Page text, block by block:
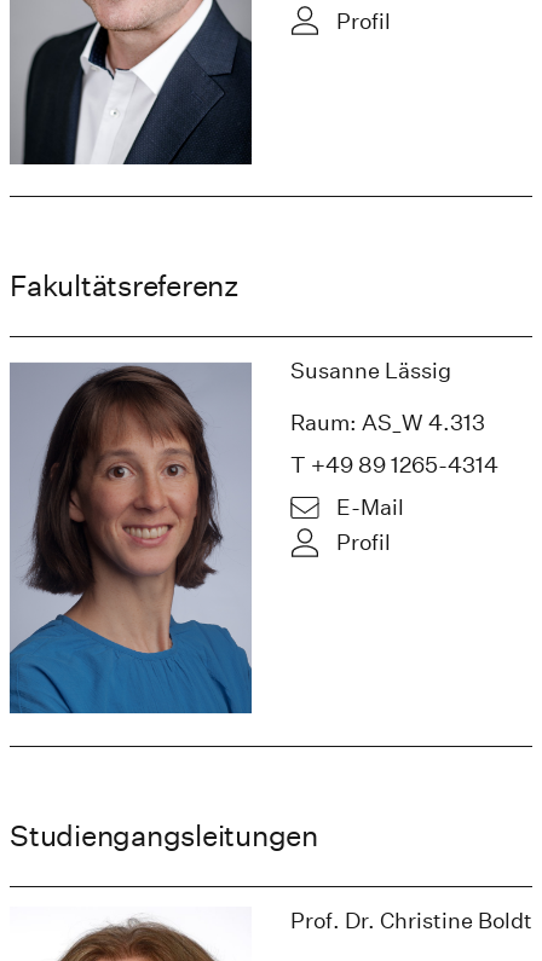
Profil
Fakultätsreferenz
Susanne Lässig
Raum: AS_W 4.313
T +49 89 1265-4314
E-Mail
Profil
Studiengangsleitungen
Prof. Dr. Christine Boldt